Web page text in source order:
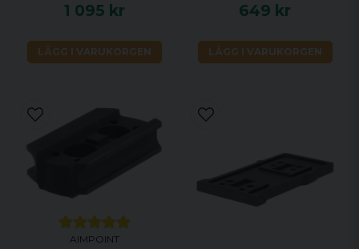
1 095 kr
LÄGG I VARUKORGEN
649 kr
LÄGG I VARUKORGEN
AIMPOINT